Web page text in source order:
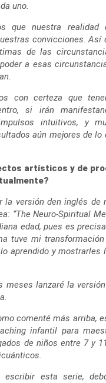
uno.
que nuestra
convicciones. Así
de las
a esas
con certeza que
si irán
intuitivos, y
aún mejores de lo
artísticos y de
la versión den inglés de
“The Neuro-Spiritual
edad, pues es
tuve mi
aprendido y mostrarles
meses lanzaré la
comenté más arriba,
infantil para
de niños entre 7 y
esta serie,